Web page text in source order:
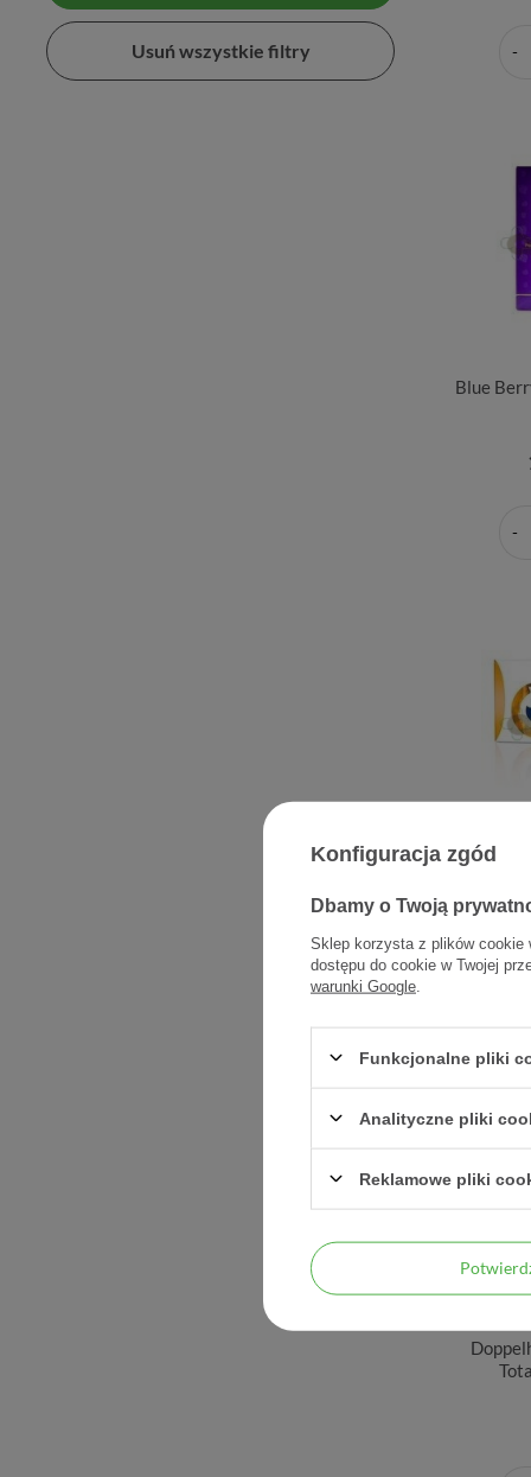
Usuń wszystkie filtry
Blue
Cytykot
Konfiguracja zgód
Dbamy o Twoją
Sklep korzysta z plików cookie
dostępu do cookie w Twojej
warunki Google
Funkcjonalne pliki
Analityczne pliki
Reklamowe pliki